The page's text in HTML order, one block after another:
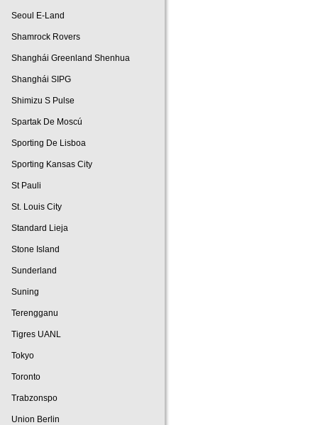
Seoul E-Land
Shamrock Rovers
Shanghái Greenland Shenhua
Shanghái SIPG
Shimizu S Pulse
Spartak De Moscú
Sporting De Lisboa
Sporting Kansas City
St Pauli
St. Louis City
Standard Lieja
Stone Island
Sunderland
Suning
Terengganu
Tigres UANL
Tokyo
Toronto
Trabzonspo
Union Berlin